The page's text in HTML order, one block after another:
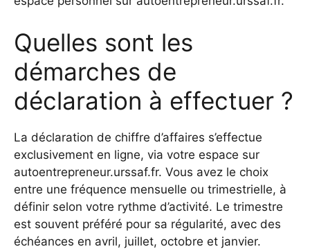
Quelles sont les
démarches de
déclaration à effectuer ?
La déclaration de chiffre d’affaires s’effectue
exclusivement en ligne, via votre espace sur
autoentrepreneur.urssaf.fr. Vous avez le choix
entre une fréquence mensuelle ou trimestrielle, à
définir selon votre rythme d’activité. Le trimestre
est souvent préféré pour sa régularité, avec des
échéances en avril, juillet, octobre et janvier.